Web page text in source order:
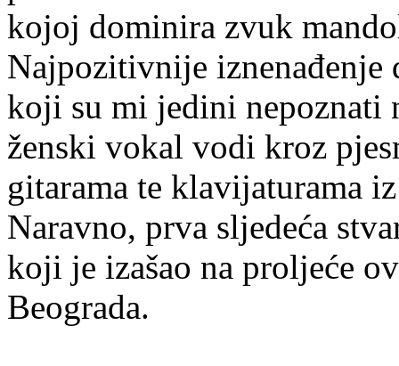
kojoj dominira zvuk
Najpozitivnije
koji su mi jedini
ženski vokal vodi kroz
gitarama te klavijaturama
Naravno, prva sljedeća
koji je izašao na proljeće
Beograda.